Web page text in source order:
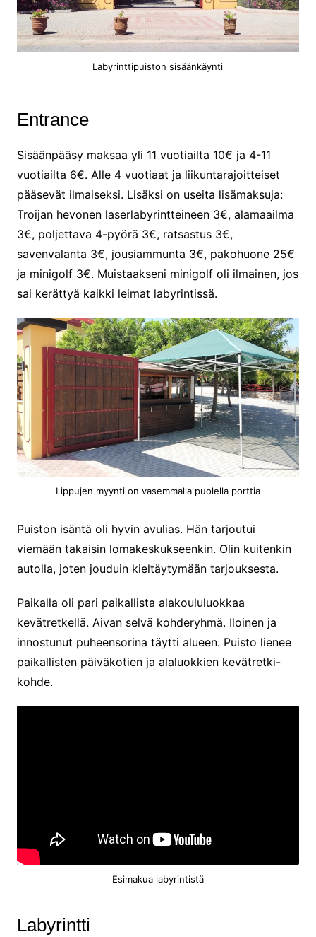
Labyrinttipuiston sisäänkäynti
Entrance
Sisäänpääsy maksaa yli 11 vuotiailta 10€ ja 4-11
vuotiailta 6€. Alle 4 vuotiaat ja liikuntarajoitteiset
pääsevät ilmaiseksi. Lisäksi on useita lisämaksuja:
Troijan hevonen laserlabyrintteineen 3€, alamaailma
3€, poljettava 4-pyörä 3€, ratsastus 3€,
savenvalanta 3€, jousiammunta 3€, pakohuone 25€
ja minigolf 3€. Muistaakseni minigolf oli ilmainen, jos
sai kerättyä kaikki leimat labyrintissä.
Lippujen myynti on vasemmalla puolella porttia
Puiston isäntä oli hyvin avulias. Hän tarjoutui
viemään takaisin lomakeskukseenkin. Olin kuitenkin
autolla, joten jouduin kieltäytymään tarjouksesta.
Paikalla oli pari paikallista alakoululuokkaa
kevätretkellä. Aivan selvä kohderyhmä. Iloinen ja
innostunut puheensorina täytti alueen. Puisto lienee
paikallisten päiväkotien ja alaluokkien kevätretki-
kohde.
Esimakua labyrintistä
Labyrintti